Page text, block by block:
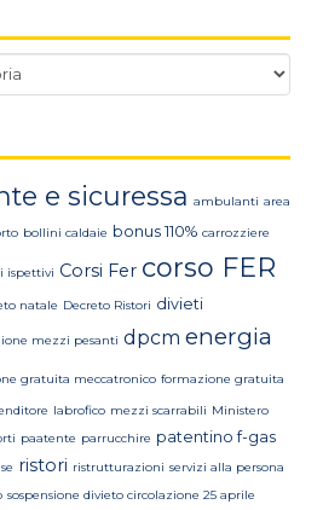
e sicuressa ambulanti area
bollini caldaie bonus 110% carrozziere
ispettivi Corsi Fer corso FER
natale Decreto Ristori divieti
mezzi pesanti dpcm energia
gratuita meccatronico formazione gratuita
labrofico mezzi scarrabili Ministero
paatente parrucchire patentino f-gas
ristori ristrutturazioni servizi alla persona
sospensione divieto circolazione 25 aprile